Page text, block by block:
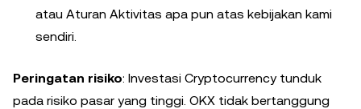
atau Aturan Aktivitas apa pun atas kebijakan kami
sendiri.
Peringatan risiko: Investasi Cryptocurrency tunduk
pada risiko pasar yang tinggi. OKX tidak bertanggung